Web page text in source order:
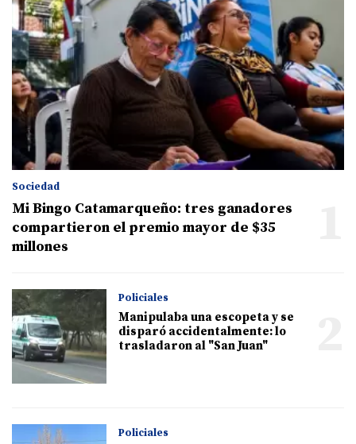
Sociedad
Mi Bingo Catamarqueño: tres ganadores
compartieron el premio mayor de $35
millones
Policiales
Manipulaba una escopeta y se
disparó accidentalmente: lo
trasladaron al "San Juan"
Policiales